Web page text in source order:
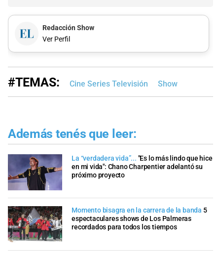
Redacción Show
Ver Perfil
#TEMAS: Cine Series Televisión Show
Además tenés que leer:
La “verdadera vida”... "Es lo más lindo que hice
en mi vida": Chano Charpentier adelantó su
próximo proyecto
Momento bisagra en la carrera de la banda 5
espectaculares shows de Los Palmeras
recordados para todos los tiempos